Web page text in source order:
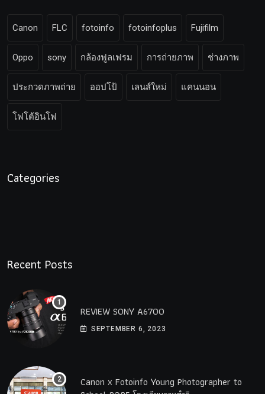
Canon FLC fotoinfo fotoinfoplus Fujifilm
Oppo sony กล้องฟูลเฟรม การถ่ายภาพ ช่างภาพ
ประกวดภาพถ่าย ออปโป้ เลนส์ใหม่ แคนนอน
โฟโต้อินโฟ
Categories
Recent Posts
REVIEW SONY A6700
SEPTEMBER 6, 2023
Canon x Fotoinfo​ Young​ Photographer to